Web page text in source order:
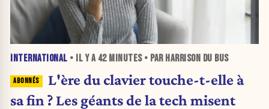
INTERNATIONAL • IL Y A 42 MINUTES• PAR HARRISON DU BUS
L'ère du clavier touche-t-elle à
sa fin ? Les géants de la tech misent